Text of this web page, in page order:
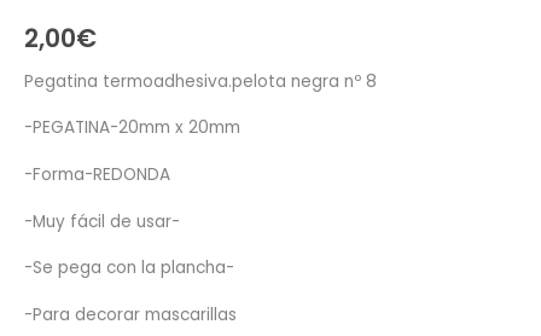
2,00€
Pegatina termoadhesiva.pelota negra nº 8
-PEGATINA-20mm x 20mm
-Forma-REDONDA
-Muy fácil de usar-
-Se pega con la plancha-
-Para decorar mascarillas